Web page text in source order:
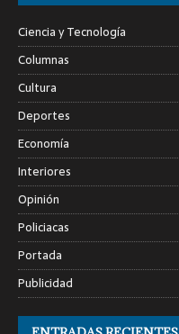
Ciencia y Tecnología
Columnas
Cultura
Deportes
Economía
Interiores
Opinión
Policiacas
Portada
Publicidad